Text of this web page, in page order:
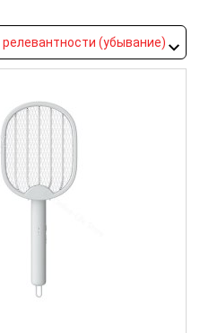
релевантности (убывание)